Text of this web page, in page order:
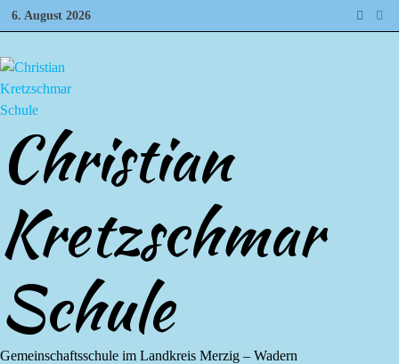
Zum
Inhalt
6. August 2026
Christian
Kretzschmar
Schule
Gemeinschaftsschule im Landkreis Merzig – Wadern